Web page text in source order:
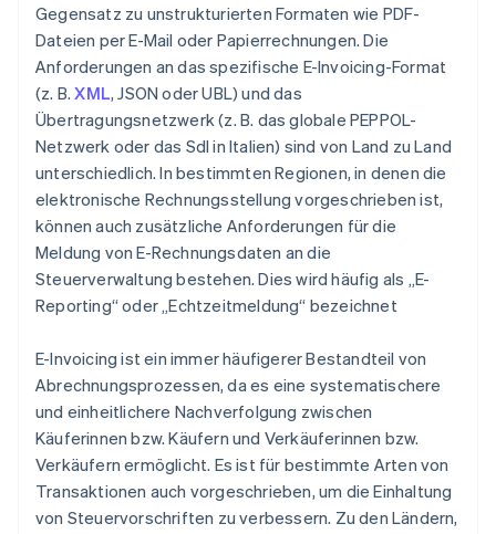
Gegensatz zu unstrukturierten Formaten wie PDF-
Dateien per E-Mail oder Papierrechnungen. Die
Anforderungen an das spezifische E-Invoicing-Format
(z. B.XML, JSON oder UBL) und das
Übertragungsnetzwerk (z. B. das globale PEPPOL-
Netzwerk oder das SdI in Italien) sind von Land zu Land
unterschiedlich. In bestimmten Regionen, in denen die
elektronische Rechnungsstellung vorgeschrieben ist,
können auch zusätzliche Anforderungen für die
Meldung von E-Rechnungsdaten an die
Steuerverwaltung bestehen. Dies wird häufig als „E-
Reporting“ oder „Echtzeitmeldung“ bezeichnet
E-Invoicing ist ein immer häufigerer Bestandteil von
Abrechnungsprozessen, da es eine systematischere
und einheitlichere Nachverfolgung zwischen
Käuferinnen bzw. Käufern und Verkäuferinnen bzw.
Verkäufern ermöglicht. Es ist für bestimmte Arten von
Transaktionen auch vorgeschrieben, um die Einhaltung
von Steuervorschriften zu verbessern. Zu den Ländern,